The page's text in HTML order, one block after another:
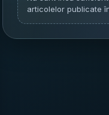
articolelor publicate